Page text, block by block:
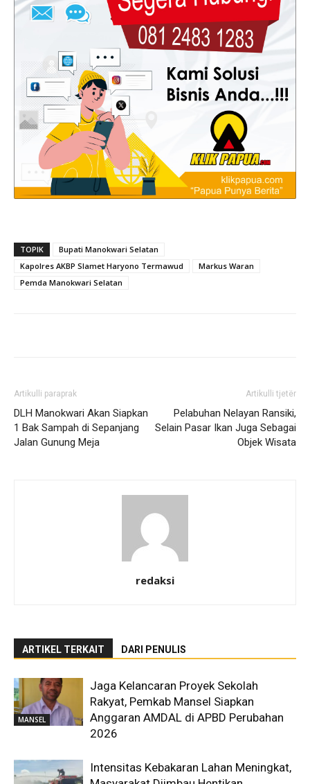
TOPIK
Bupati Manokwari Selatan
Kapolres AKBP Slamet Haryono Termawud
Markus Waran
Pemda Manokwari Selatan
Artikulli paraprak
DLH Manokwari Akan Siapkan
1 Bak Sampah di Sepanjang
Jalan Gunung Meja
Artikulli tjetër
Pelabuhan Nelayan Ransiki,
Selain Pasar Ikan Juga Sebagai
Objek Wisata
redaksi
ARTIKEL TERKAIT DARI PENULIS
MANSEL
Jaga Kelancaran Proyek Sekolah
Rakyat, Pemkab Mansel Siapkan
Anggaran AMDAL di APBD Perubahan
2026
Intensitas Kebakaran Lahan Meningkat,